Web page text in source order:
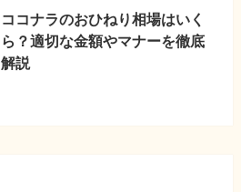
ココナラのおひねり相場はいく
ら？適切な金額やマナーを徹底
解説